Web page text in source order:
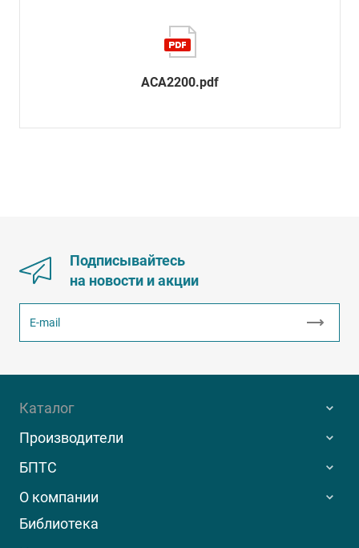
ACA2200.pdf
Подписывайтесь
на новости и акции
Каталог
Производители
БПТС
О компании
Библиотека